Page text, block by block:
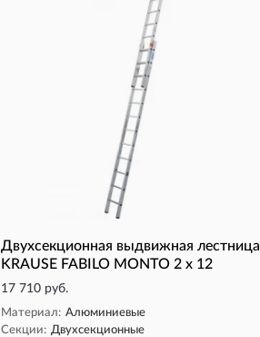
Двухсекционная выдвижная лестница
KRAUSE FABILO MONTO 2 х 12
17 710 руб.
Материал: Алюминиевые
Секции: Двухсекционные